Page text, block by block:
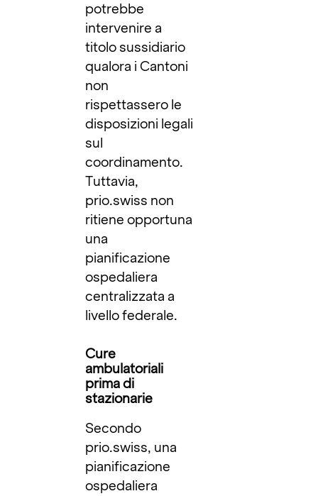
potrebbe
intervenire a
titolo sussidiario
qualora i Cantoni
non
rispettassero le
disposizioni legali
sul
coordinamento.
Tuttavia,
prio.swiss non
ritiene opportuna
una
pianificazione
ospedaliera
centralizzata a
livello federale.
Cure
ambulatoriali
prima di
stazionarie
Secondo
prio.swiss, una
pianificazione
ospedaliera